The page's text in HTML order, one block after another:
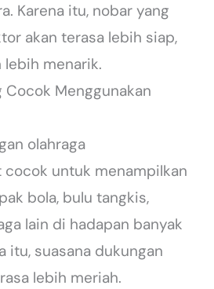
Karena itu, nobar yang
akan terasa lebih siap,
menarik.
Cocok Menggunakan
olahraga
cocok untuk menampilkan
bola, bulu tangkis,
lain di hadapan banyak
itu, suasana dukungan
lebih meriah.